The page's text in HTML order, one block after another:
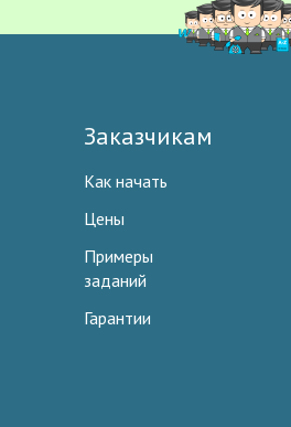
Заказчикам
Как начать
Цены
Примеры
заданий
Гарантии